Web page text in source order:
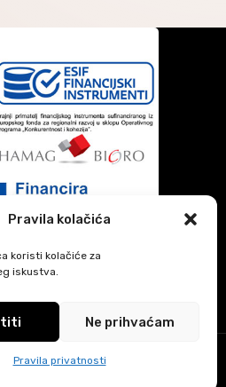
Pravila kolačića
koristi kolačiće za
iskustva.
Ne prihvaćam
Pravila privatnosti